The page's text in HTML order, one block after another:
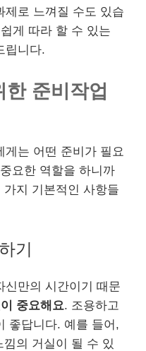
제로 느껴질 수도 있습
게 따라 할 수 있는
립니다.
한 준비작업
게는 어떤 준비가 필요
요한 역할을 하니까
지 기본적인 사항들
기
신만의 시간이기 때문
중요해요. 조용하고
좋답니다. 예를 들어,
의 거실이 될 수 있